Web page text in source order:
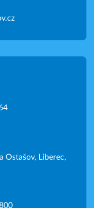
Ostašov, Liberec,